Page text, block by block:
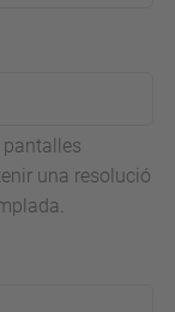
una resolució